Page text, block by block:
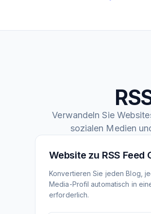
Verwandeln Sie
sozialen Medien
Website zu RSS Feed
Konvertieren Sie jeden Blog,
Media-Profil automatisch in
erforderlich.